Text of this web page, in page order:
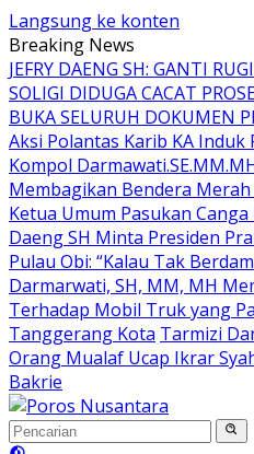
Langsung ke konten
Breaking News
JEFRY DAENG SH: GANTI
SOLIGI DIDUGA CACAT
BUKA SELURUH DOKUMEN
Aksi Polantas Karib KA Induk
Kompol
Membagikan Bendera
Ketua Umum Pasukan
Daeng SH Minta Presiden
Pulau Obi: “Kalau Tak
Darmarwati, SH, MM, MH
Terhadap Mobil Truk yang
Tanggerang Kota Tarmizi
Orang Mualaf Ucap Ikrar
Bakrie